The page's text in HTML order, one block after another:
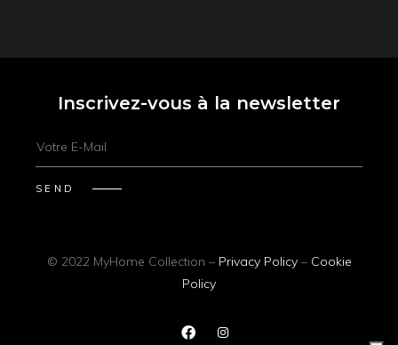
Inscrivez-vous à la newsletter
© 2022MyHome Collection – Privacy Policy– Cookie
Policy